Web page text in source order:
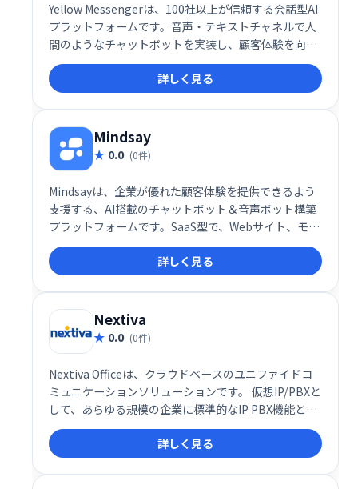
Yellow Messengerは、100社以上が信頼する会話型AI
プラットフォームです。音声・テキストチャネルで人
間のようなチャットボットを実装し、顧客体験を向上
させます。強力なNLPエンジン、感情分析、90以上の
言語対応など、高度な機能を備え、コンタクトセンタ
ーの自動化にも貢献します。エンドツーエンドの会話
設計で、スムーズなコミュニケーションを実現しま
す。
詳しく見る
Mindsay
0.0 (0件)
Mindsayは、企業が優れた顧客体験を提供できるよう
支援する、AI搭載のチャットボット＆音声ボット構築
プラットフォームです。SaaS型で、Webサイト、モバ
イルアプリ、各種ソーシャルメディアなどに導入可
能。サポートコスト削減と顧客サービス向上に貢献し
ます。2016年設立以来、多くの企業に選ばれていま
す。
詳しく見る
Nextiva
0.0 (0件)
Nextiva Officeは、クラウドベースのユニファイドコ
ミュニケーションソリューションです。 仮想IP/PBXと
して、あらゆる規模の企業に標準的なIP PBX機能と無
制限の通話・ファックスを提供します。高度な機能も
充実しており、初期費用や管理負担を軽減。規模に合
わせて柔軟に選択できるパッケージプランを用意して
います。
詳しく見る